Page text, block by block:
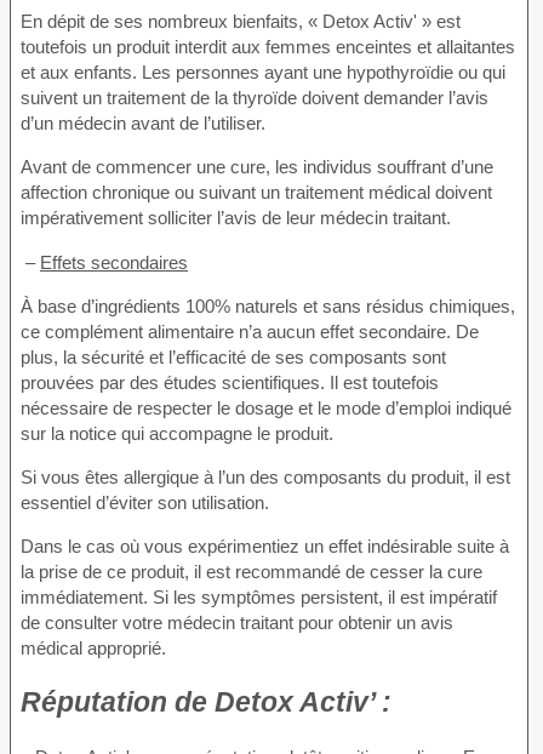
En dépit de ses nombreux bienfaits, « Detox Activ' » est
toutefois un produit interdit aux femmes enceintes et allaitantes
et aux enfants. Les personnes ayant une hypothyroïdie ou qui
suivent un traitement de la thyroïde doivent demander l’avis
d’un médecin avant de l’utiliser.
Avant de commencer une cure, les individus souffrant d’une
affection chronique ou suivant un traitement médical doivent
impérativement solliciter l’avis de leur médecin traitant.
– Effets secondaires
À base d’ingrédients 100% naturels et sans résidus chimiques,
ce complément alimentaire n’a aucun effet secondaire. De
plus, la sécurité et l’efficacité de ses composants sont
prouvées par des études scientifiques. Il est toutefois
nécessaire de respecter le dosage et le mode d’emploi indiqué
sur la notice qui accompagne le produit.
Si vous êtes allergique à l’un des composants du produit, il est
essentiel d’éviter son utilisation.
Dans le cas où vous expérimentiez un effet indésirable suite à
la prise de ce produit, il est recommandé de cesser la cure
immédiatement. Si les symptômes persistent, il est impératif
de consulter votre médecin traitant pour obtenir un avis
médical approprié.
Réputation de Detox Activ’ :